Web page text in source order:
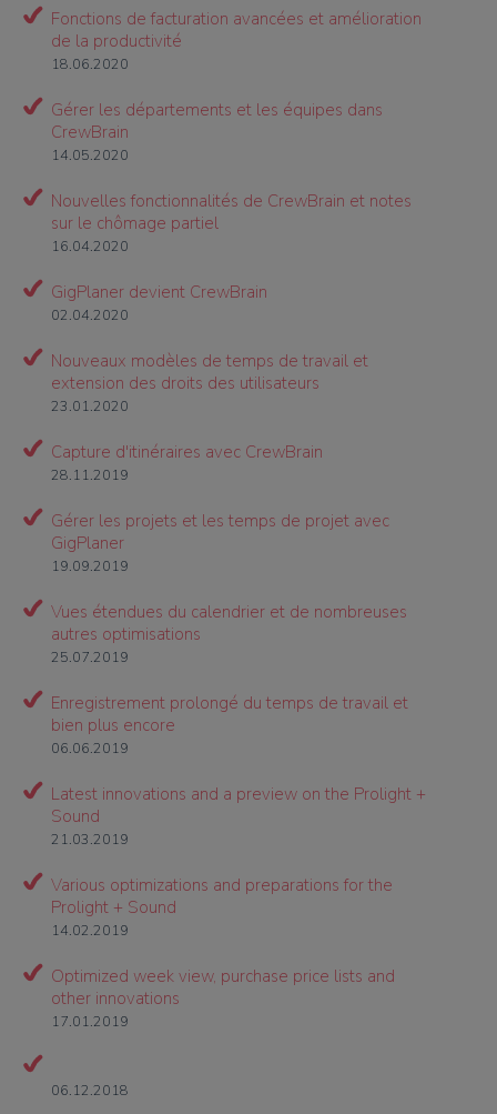
Fonctions de facturation avancées et amélioration
de la productivité
18.06.2020
Gérer les départements et les équipes dans
CrewBrain
14.05.2020
Nouvelles fonctionnalités de CrewBrain et notes
sur le chômage partiel
16.04.2020
GigPlaner devient CrewBrain
02.04.2020
Nouveaux modèles de temps de travail et
extension des droits des utilisateurs
23.01.2020
Capture d'itinéraires avec CrewBrain
28.11.2019
Gérer les projets et les temps de projet avec
GigPlaner
19.09.2019
Vues étendues du calendrier et de nombreuses
autres optimisations
25.07.2019
Enregistrement prolongé du temps de travail et
bien plus encore
06.06.2019
Latest innovations and a preview on the Prolight +
Sound
21.03.2019
Various optimizations and preparations for the
Prolight + Sound
14.02.2019
Optimized week view, purchase price lists and
other innovations
17.01.2019
06.12.2018